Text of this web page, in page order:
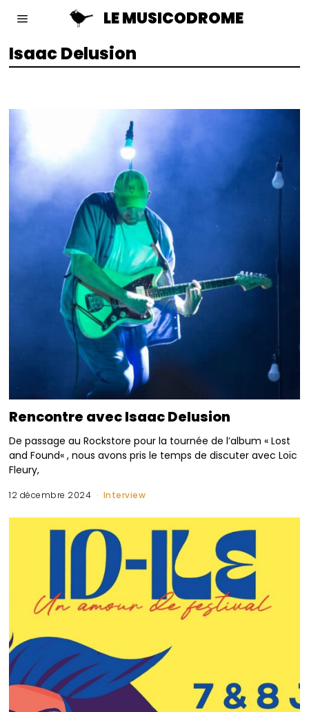
LE MUSICODROME
Isaac Delusion
Rencontre avec Isaac Delusion
De passage au Rockstore pour la tournée de l’album « Lost
and Found« , nous avons pris le temps de discuter avec Loïc
Fleury,
12 décembre 2024 Interview